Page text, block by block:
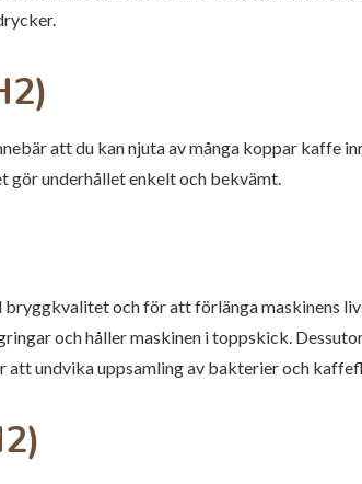
att du kan njuta av många koppar kaffe
gör underhållet enkelt och bekvämt.
och för att förlänga maskinens
och håller maskinen i toppskick.
att undvika uppsamling av bakterier och